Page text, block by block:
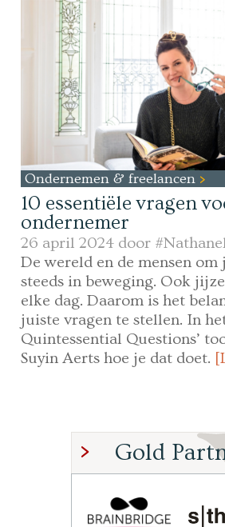
Ondernemen & freelancen
10 essentiële vragen
ondernemer
26 april 2024 door
De wereld en de mensen om
steeds in beweging. Ook
elke dag. Daarom is het
juiste vragen te stellen. In
Quintessential Questions’
Suyin Aerts hoe je dat doet.
Gold